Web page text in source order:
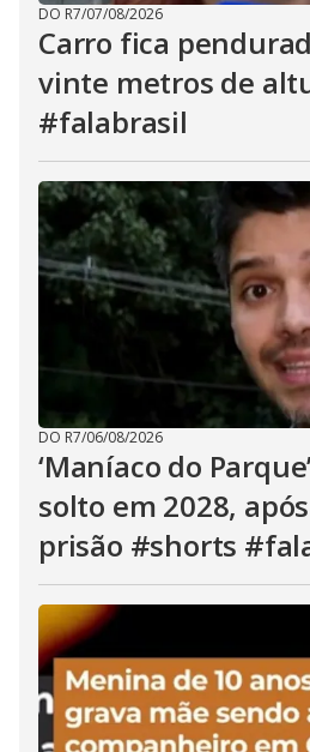
DO R7/07/08/2026
Carro fica
vinte metros de
#falabrasil
DO R7/06/08/2026
‘Maníaco do
solto em 2028,
prisão #shorts